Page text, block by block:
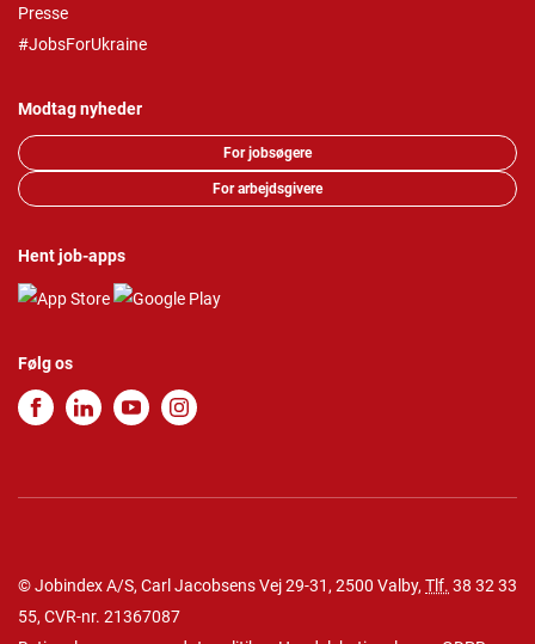
Presse
#JobsForUkraine
Modtag nyheder
For jobsøgere
For arbejdsgivere
Hent job-apps
Følg os
© Jobindex A/S, Carl Jacobsens Vej 29-31, 2500 Valby, Tlf. 38 32 33
55, CVR-nr. 21367087